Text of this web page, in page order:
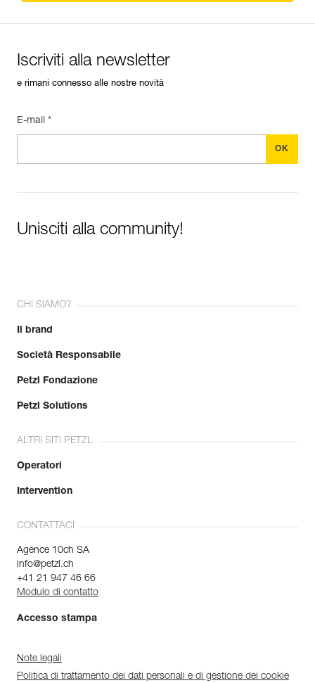
Iscriviti alla newsletter
e rimani connesso alle nostre novità
E-mail *
Unisciti alla community!
CHI SIAMO?
Il brand
Società Responsabile
Petzl Fondazione
Petzl Solutions
ALTRI SITI PETZL
Operatori
Intervention
CONTATTACI
Agence 10ch SA
info@petzl.ch
+41 21 947 46 66
Modulo di contatto
Accesso stampa
Note legali
Politica di trattamento dei dati personali e di gestione dei cookie